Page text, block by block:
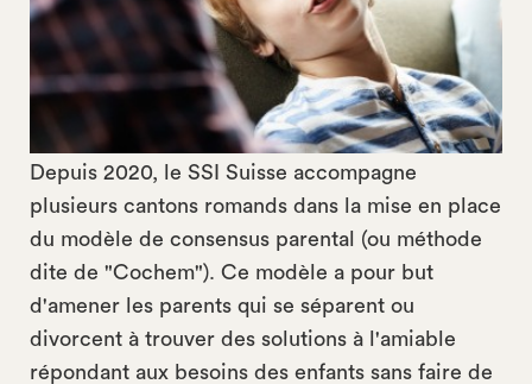
Depuis 2020, le SSI Suisse accompagne
plusieurs cantons romands dans la mise en place
du modèle de consensus parental (ou méthode
dite de "Cochem"). Ce modèle a pour but
d'amener les parents qui se séparent ou
divorcent à trouver des solutions à l'amiable
répondant aux besoins des enfants sans faire de